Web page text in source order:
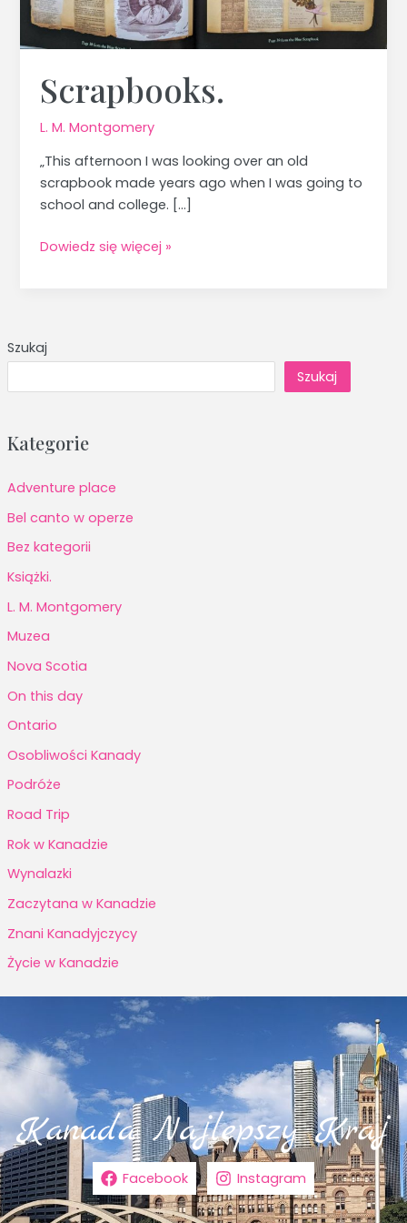
Szukaj
Szukaj
Kategorie
Adventure place
Bel canto w operze
Bez kategorii
Książki.
L. M. Montgomery
Muzea
Nova Scotia
On this day
Ontario
Osobliwości Kanady
Podróże
Road Trip
Rok w Kanadzie
Wynalazki
Zaczytana w Kanadzie
Znani Kanadyjczycy
Życie w Kanadzie
Scrapbooks.
L. M. Montgomery
„This afternoon I was looking over an old
scrapbook made years ago when I was going to
school and college. […]
Dowiedz się więcej »
Facebook Instagram